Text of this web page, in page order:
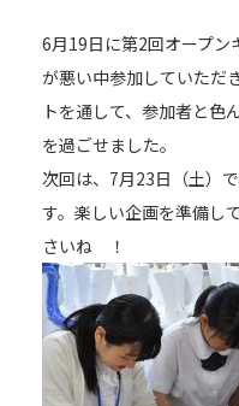
6月19日に第2回オープ
が悪い中参加していただ
トを通して、参加者と色
を過ごせました。
次回は、7月23日（土）
す。楽しい企画を準備し
さいね ！
キャンパスライフ
訪問者別
各種書類